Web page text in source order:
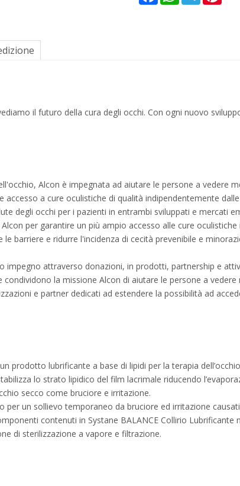
il futuro della cura degli occhi. Con ogni nuovo
Alcon è impegnata ad aiutare le persone a vedere
accesso a cure oculistiche di qualità indipendentemente
degli occhi per i pazienti in entrambi sviluppati e mercati
per garantire un più ampio accesso alle cure
barriere e ridurre l'incidenza di cecità prevenibile e
impegno attraverso donazioni, in prodotti, partnership e
la missione Alcon di aiutare le persone a
e partner dedicati ad estendere la possibilità ad
prodotto lubrificante a base di lipidi per la terapia
lo strato lipidico del film lacrimale riducendo
secco come bruciore e irritazione.
per un sollievo temporaneo da bruciore ed irritazione
contenuti in Systane BALANCE Collirio
di sterilizzazione a vapore e filtrazione.